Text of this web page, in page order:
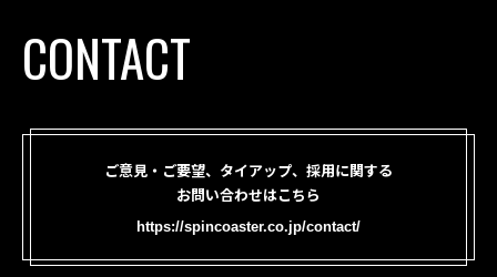
CONTACT
ご意見・ご要望、タイアップ、採用に関する
お問い合わせはこちら
https://spincoaster.co.jp/contact/